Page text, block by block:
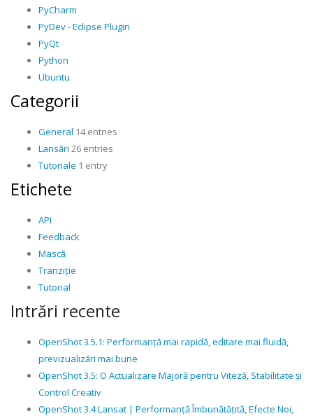
PyCharm
PyDev - Eclipse Plugin
PyQt
Python
Ubuntu
Categorii
General 14 entries
Lansări 26 entries
Tutoriale 1 entry
Etichete
API
Feedback
Mască
Tranziție
Tutorial
Intrări recente
OpenShot 3.5.1: Performanță mai rapidă, editare mai fluidă,
previzualizări mai bune
OpenShot 3.5: O Actualizare Majoră pentru Viteză, Stabilitate și
Control Creativ
OpenShot 3.4 Lansat | Performanță Îmbunătățită, Efecte Noi,